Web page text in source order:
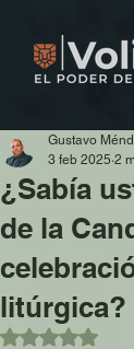
¿Sabía
de la
litúrgica?
Gustavo
3 feb 2025 2
Obtuvo